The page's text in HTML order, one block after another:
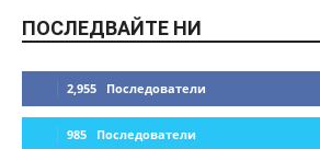
ПОСЛЕДВАЙТЕ НИ
2,955 Последователи
985 Последователи